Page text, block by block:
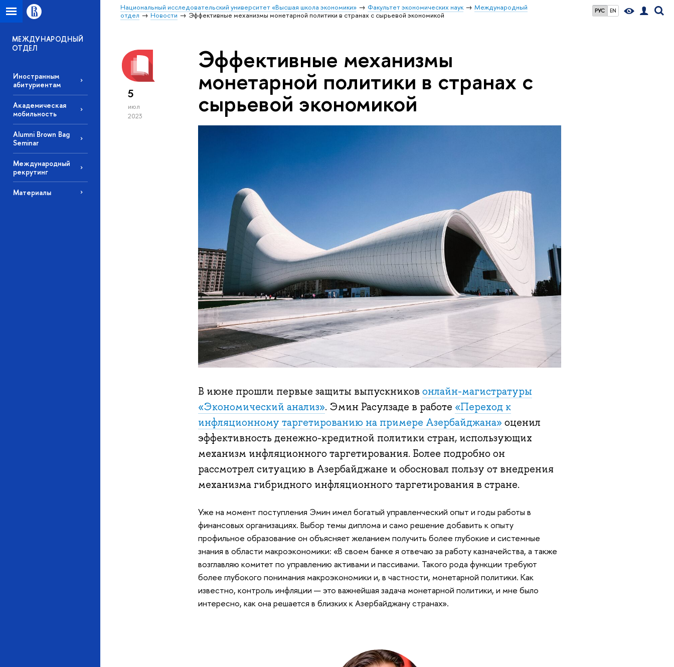
РУС EN
Национальный исследовательский университет «Высшая школа экономики» Факультет экономических наук
Международный
отдел
Новости Эффективные механизмы монетарной политики в странах с сырьевой экономикой
МЕЖДУНАРОДНЫЙ
ОТДЕЛ
Иностранным
абитуриентам
Академическая
мобильность
Alumni Brown Bag
Seminar
Международный
рекрутинг
Материалы
5
июл
2023
Эффективные механизмы
монетарной политики в странах с
сырьевой экономикой
В июне прошли первые защиты выпускниковонлайн-магистратуры
«Экономический анализ». Эмин Расулзаде в работе «Переход к
инфляционному таргетированию на примере Азербайджана» оценил
эффективность денежно-кредитной политики стран, использующих
механизм инфляционного таргетирования. Более подробно он
рассмотрел ситуацию в Азербайджане и обосновал пользу от внедрения
механизма гибридного инфляционного таргетирования в стране.
Уже на момент поступления Эмин имел богатый управленческий опыт и годы работы в
финансовых организациях. Выбор темы диплома и само решение добавить к опыту
профильное образование он объясняет желанием получить более глубокие и системные
знания в области макроэкономики: «В своем банке я отвечаю за работу казначейства, а также
возглавляю комитет по управлению активами и пассивами. Такого рода функции требуют
более глубокого понимания макроэкономики и, в частности, монетарной политики. Как
известно, контроль инфляции — это важнейшая задача монетарной политики, и мне было
интересно, как она решается в близких к Азербайджану странах».